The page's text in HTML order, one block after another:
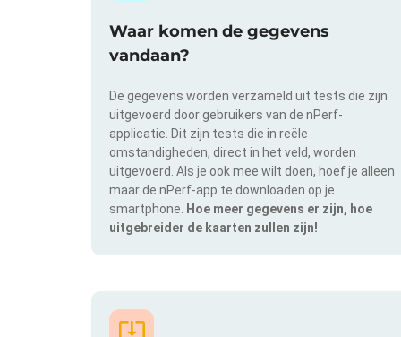
Waar komen de gegevens
vandaan?
De gegevens worden verzameld uit tests die zijn
uitgevoerd door gebruikers van de nPerf-
applicatie. Dit zijn tests die in reële
omstandigheden, direct in het veld, worden
uitgevoerd. Als je ook mee wilt doen, hoef je alleen
maar de nPerf-app te downloaden op je
smartphone.
Hoe meer gegevens er zijn, hoe
uitgebreider de kaarten zullen zijn!